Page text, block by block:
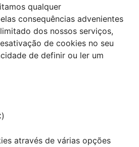
qualquer
consequências advenientes
dos nossos serviços,
de cookies no seu
de definir ou ler um
através de várias opções